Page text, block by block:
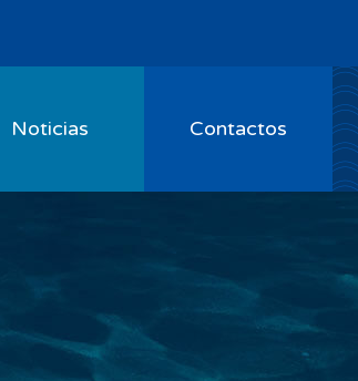
Noticias Contactos